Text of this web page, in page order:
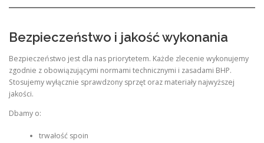
Bezpieczeństwo i jakość wykonania
Bezpieczeństwo jest dla nas priorytetem. Każde zlecenie wykonujemy
zgodnie z obowiązującymi normami technicznymi i zasadami BHP.
Stosujemy wyłącznie sprawdzony sprzęt oraz materiały najwyższej
jakości.
Dbamy o:
trwałość spoin